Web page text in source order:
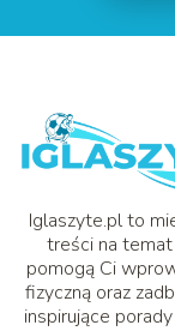
Iglaszyte.pl to
treści na
pomogą Ci
fizyczną oraz
inspirujące